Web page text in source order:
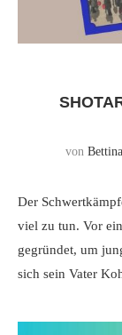
von
Der
viel zu tun. Vor
gegründet, um
sich sein Vater